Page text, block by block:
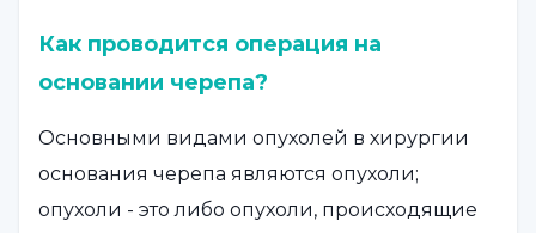
Как проводится операция на
основании черепа?
Основными видами опухолей в хирургии
основания черепа являются опухоли;
опухоли - это либо опухоли, происходящие